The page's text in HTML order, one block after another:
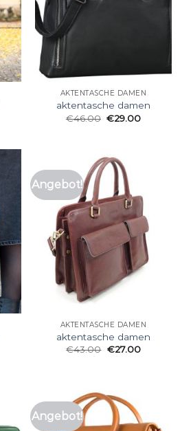
AKTENTASCHE DAMEN
aktentasche damen
€46.00 €29.00
Angebot!
AKTENTASCHE DAMEN
aktentasche damen
€43.00 €27.00
Angebot!